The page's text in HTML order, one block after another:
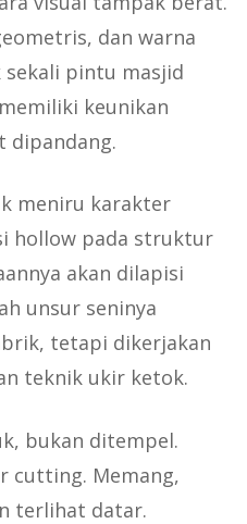
dan warna
sekali pintu masjid
keunikan
dipandang.
meniru karakter
hollow pada struktur
akan dilapisi
unsur seninya
tetapi dikerjakan
teknik ukir ketok.
bukan ditempel.
cutting. Memang,
terlihat datar.